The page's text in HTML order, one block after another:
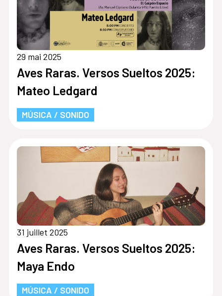
29 mai 2025
Aves Raras. Versos Sueltos 2025:
Mateo Ledgard
MÚSICA / SONIDO
31 juillet 2025
Aves Raras. Versos Sueltos 2025:
Maya Endo
MÚSICA / SONIDO